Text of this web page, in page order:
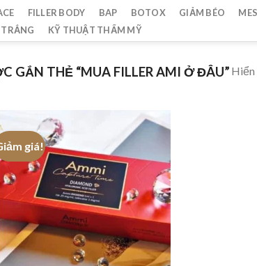
FILLER BODY BAP BOTOX GIẢM BÉO
KỸ THUẬT THẨM MỸ
GẮN THẺ “MUA FILLER AMI Ở ĐÂU” Hiển
giá!